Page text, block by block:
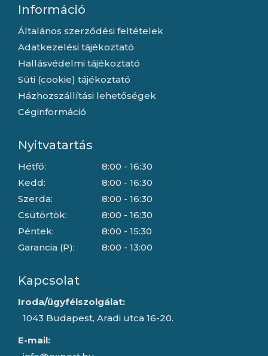
Információ
Általános szerződési feltételek
Adatkezelési tájékoztató
Hallásvédelmi tájékoztató
Süti (cookie) tájékoztató
Házhozszállítási lehetőségek
Céginformáció
Nyitvatartás
Hétfő:
Kedd:
Szerda:
Csütörtök:
Péntek:
Garancia (P):
8:00 - 16:30
8:00 - 16:30
8:00 - 16:30
8:00 - 16:30
8:00 - 15:30
8:00 - 13:00
Kapcsolat
Iroda/ügyfélszolgálat:
1043 Budapest, Aradi utca 16-20.
E-mail: